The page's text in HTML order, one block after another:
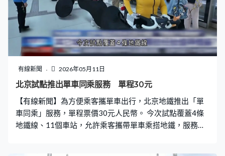
假這些手續都很繁瑣，（全國通辦）對於年輕人來說還是
比較好，省了很多時間成本、金錢成本。」 各地將傳統登
記處變成浪漫景點，北京有登記中心與公園合作，新人可
以認養樹木紀念。杭州則打造婚姻主題園區，提供相親、
婚禮統籌等一站式服務，目前全國已建成超過500個公園
式婚姻登記點。 以往結婚還需另外到公安局、醫保局等多
個部門辦理十多項手續，安徽等地就推行「結婚落戶一件
事」，建立跨部門信息共享機制，現在只需填一張表，十
幾分鐘搞定所有業務，海南更提供地中海貧血免費篩查，
新人毋須專程到醫院
有線新聞 2026年05月11日
北京試點推出單車同乘服務 單程30元
【有線新聞】為方便乘客攜單車出行，北京地鐵推出「單
車同乘」服務，單程票價30元人民幣。 今次試點覆蓋4條
地鐵線、11個車站，允許乘客攜帶單車乘搭地鐵，服務時